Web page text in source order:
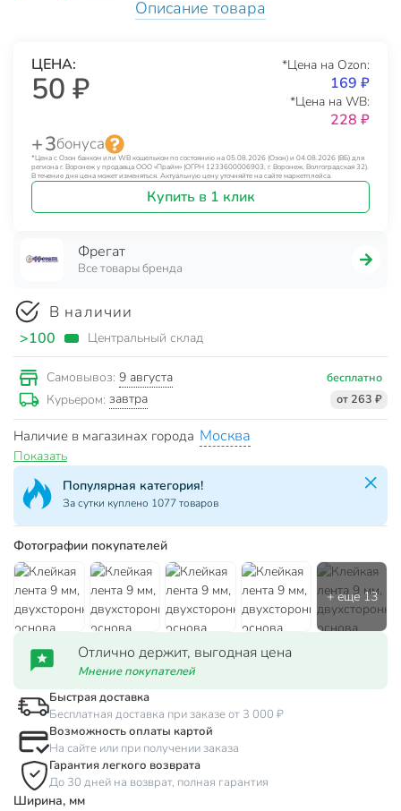
Описание товара
ЦЕНА:
50 ₽
*Цена на Ozon:
169 ₽
*Цена на WB:
228 ₽
+ 3бонуса
*Цена с Озон банком или WB кошельком по состоянию на 05.08.2026 (Озон) и 04.08.2026 (ВБ) для
региона г. Воронеж у продавца ООО «Прайм» (ОГРН 1233600006903, г. Воронеж, Волгоградская 32).
В течение дня цена может изменяться. Актуальную цену уточняйте на сайте маркетплейса.
Купить в 1 клик
Фрегат
Все товары бренда
В наличии
>100 Центральный склад
Самовывоз: 9 августа бесплатно
Курьером: завтра от 263 ₽
Наличие в магазинах города Москва
Показать
Популярная категория!
За сутки куплено 1077 товаров
Фотографии покупателей
Отлично держит, выгодная цена
Мнение покупателей
Быстрая доставка
Бесплатная доставка при заказе от 3 000 ₽
Возможность оплаты картой
На сайте или при получении заказа
Гарантия легкого возврата
До 30 дней на возврат, полная гарантия
Ширина, мм